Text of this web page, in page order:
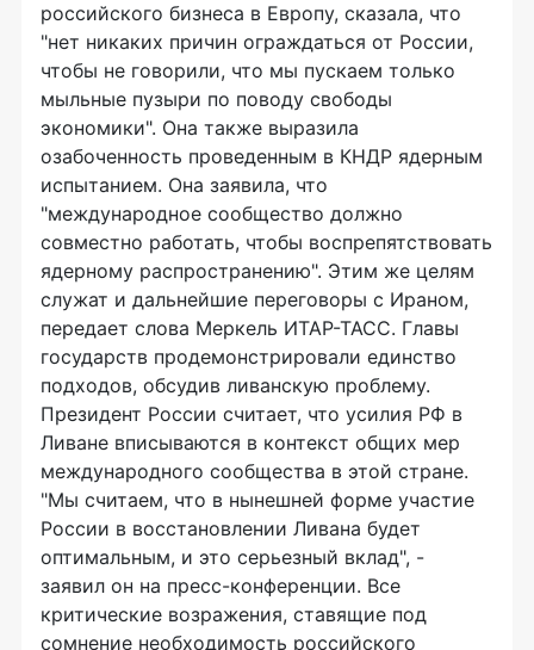
российского бизнеса в Европу, сказала, что
"нет никаких причин ограждаться от России,
чтобы не говорили, что мы пускаем только
мыльные пузыри по поводу свободы
экономики". Она также выразила
озабоченность проведенным в КНДР ядерным
испытанием. Она заявила, что
"международное сообщество должно
совместно работать, чтобы воспрепятствовать
ядерному распространению". Этим же целям
служат и дальнейшие переговоры с Ираном,
передает слова Меркель ИТАР-ТАСС. Главы
государств продемонстрировали единство
подходов, обсудив ливанскую проблему.
Президент России считает, что усилия РФ в
Ливане вписываются в контекст общих мер
международного сообщества в этой стране.
"Мы считаем, что в нынешней форме участие
России в восстановлении Ливана будет
оптимальным, и это серьезный вклад", -
заявил он на пресс-конференции. Все
критические возражения, ставящие под
сомнение необходимость российского